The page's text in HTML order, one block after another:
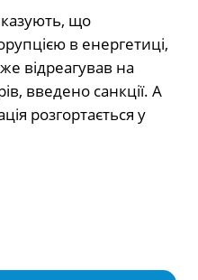
що
в енергетиці,
відреагував на
введено санкції. А
розгортається у